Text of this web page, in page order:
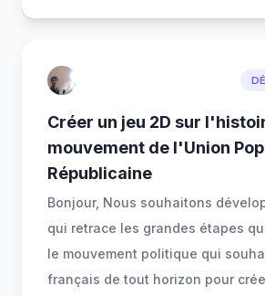
Créer un jeu 2D sur
mouvement de l'Union
Républicaine
Bonjour, Nous souhaitons
qui retrace les grandes étapes
le mouvement politique qui
français de tout horizon pour